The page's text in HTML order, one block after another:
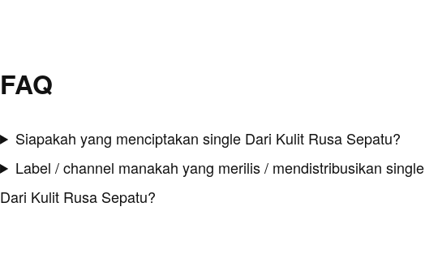
FAQ
Siapakah yang menciptakan single Dari Kulit Rusa Sepatu?
Label / channel manakah yang merilis / mendistribusikan single
Dari Kulit Rusa Sepatu?